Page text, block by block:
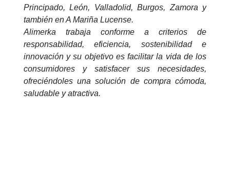
Principado, León, Valladolid, Burgos, Zamora y
también en A Mariña Lucense.
Alimerka trabaja conforme a criterios de
responsabilidad, eficiencia, sostenibilidad e
innovación y su objetivo es facilitar la vida de los
consumidores y satisfacer sus necesidades,
ofreciéndoles una solución de compra cómoda,
saludable y atractiva.